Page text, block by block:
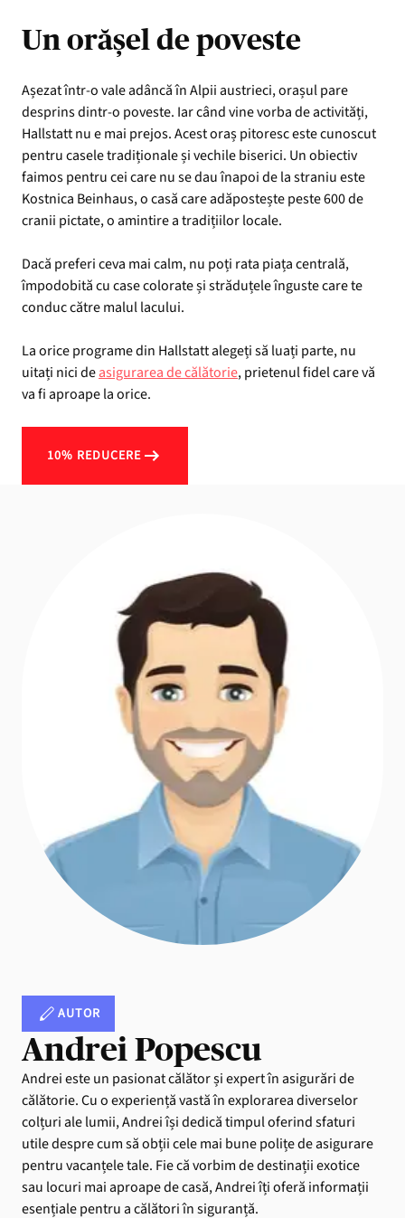
Un orășel de poveste
Așezat într-o vale adâncă în Alpii austrieci, orașul pare
desprins dintr-o poveste. Iar când vine vorba de activități,
Hallstatt nu e mai prejos. Acest oraș pitoresc este cunoscut
pentru casele tradiționale și vechile biserici. Un obiectiv
faimos pentru cei care nu se dau înapoi de la straniu este
Kostnica Beinhaus, o casă care adăpostește peste 600 de
cranii pictate, o amintire a tradițiilor locale.
Dacă preferi ceva mai calm, nu poți rata piața centrală,
împodobită cu case colorate și străduțele înguste care te
conduc către malul lacului.
La orice programe din Hallstatt alegeți să luați parte, nu
uitați nici deasigurarea de călătorie, prietenul fidel care vă
va fi aproape la orice.
10% REDUCERE
AUTOR
Andrei Popescu
Andrei este un pasionat călător și expert în asigurări de
călătorie. Cu o experiență vastă în explorarea diverselor
colțuri ale lumii, Andrei își dedică timpul oferind sfaturi
utile despre cum să obții cele mai bune polițe de asigurare
pentru vacanțele tale. Fie că vorbim de destinații exotice
sau locuri mai aproape de casă, Andrei îți oferă informații
esențiale pentru a călători în siguranță.